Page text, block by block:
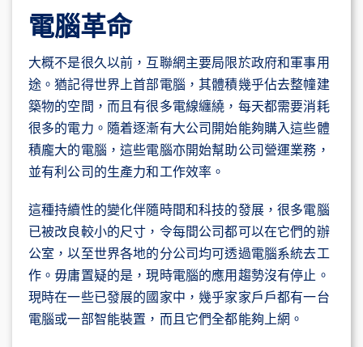
電腦革命
大概不是很久以前，互聯網主要局限於政府和軍事用
途。猶記得世界上首部電腦，其體積幾乎佔去整幢建
築物的空間，而且有很多電線纏繞，每天都需要消耗
很多的電力。隨着逐漸有大公司開始能夠購入這些體
積龐大的電腦，這些電腦亦開始幫助公司營運業務，
並有利公司的生產力和工作效率。
這種持續性的變化伴隨時間和科技的發展，很多電腦
已被改良較小的尺寸，令每間公司都可以在它們的辦
公室，以至世界各地的分公司均可透過電腦系統去工
作。毋庸置疑的是，現時電腦的應用趨勢沒有停止。
現時在一些已發展的國家中，幾乎家家戶戶都有一台
電腦或一部智能裝置，而且它們全都能夠上網。